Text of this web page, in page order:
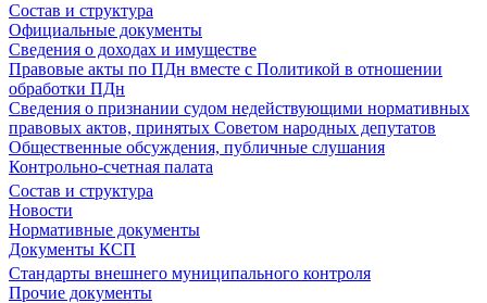
Состав и структура
Официальные документы
Сведения о доходах и имуществе
Правовые акты по ПДн вместе с Политикой в отношении
обработки ПДн
Сведения о признании судом недействующими нормативных
правовых актов, принятых Советом народных депутатов
Общественные обсуждения, публичные слушания
Контрольно-счетная палата
Состав и структура
Новости
Нормативные документы
Документы КСП
Стандарты внешнего муниципального контроля
Прочие документы